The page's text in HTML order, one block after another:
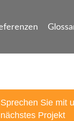
Sprechen Sie mit
nächstes Projekt